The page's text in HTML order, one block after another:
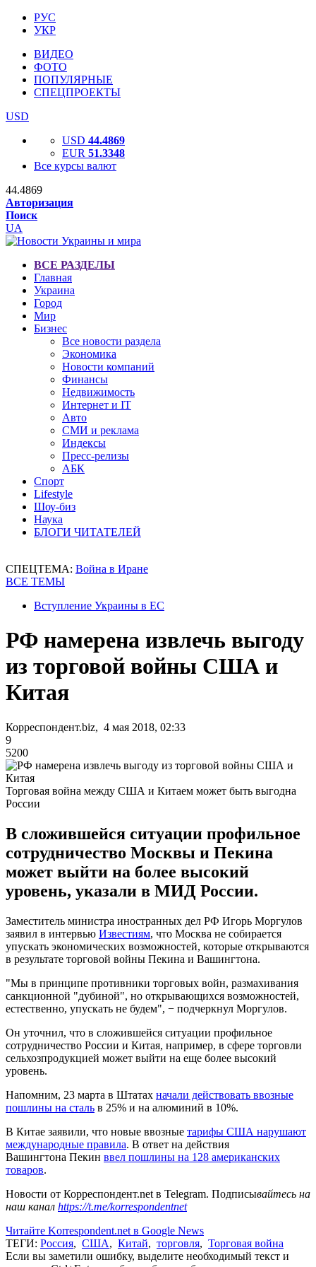
РУС
УКР
ВИДЕО
ФОТО
ПОПУЛЯРНЫЕ
СПЕЦПРОЕКТЫ
USD
USD 44.4869
EUR 51.3348
Все курсы валют
44.4869
Авторизация
Поиск
UA
ВСЕ РАЗДЕЛЫ
Главная
Украина
Город
Мир
Бизнес
Все новости раздела
Экономика
Новости компаний
Финансы
Недвижимость
Интернет и IT
Авто
СМИ и реклама
Индексы
Пресс-релизы
АБК
Спорт
Lifestyle
Шоу-биз
Наука
БЛОГИ ЧИТАТЕЛЕЙ
СПЕЦТЕМА: Война в Иране
ВСЕ ТЕМЫ
Вступление Украины в ЕС
РФ намерена извлечь выгоду
из торговой войны США и
Китая
Корреспондент.biz, 4 мая 2018, 02:33
9
5200
Торговая война между США и Китаем может быть выгодна
России
В сложившейся ситуации профильное
сотрудничество Москвы и Пекина
может выйти на более высокий
уровень, указали в МИД России.
Заместитель министра иностранных дел РФ Игорь Моргулов
заявил в интервью Известиям, что Москва не собирается
упускать экономических возможностей, которые открываются
в результате торговой войны Пекина и Вашингтона.
"Мы в принципе противники торговых войн, размахивания
санкционной "дубиной", но открывающихся возможностей,
естественно, упускать не будем", − подчеркнул Моргулов.
Он уточнил, что в сложившейся ситуации профильное
сотрудничество России и Китая, например, в сфере торговли
сельхозпродукцией может выйти на еще более высокий
уровень.
Напомним, 23 марта в Штатах начали действовать ввозные
пошлины на сталь в 25% и на алюминий в 10%.
В Китае заявили, что новые ввозные тарифы США нарушают
международные правила. В ответ на действия
Вашингтона Пекин ввел пошлины на 128 американских
товаров.
Новости от Корреспондент.net в Telegram. Подписывайтесь на
наш канал https://t.me/korrespondentnet
Читайте Korrespondent.net в Google News
ТЕГИ: Россия, США, Китай, торговля, Торговая война
Если вы заметили ошибку, выделите необходимый текст и